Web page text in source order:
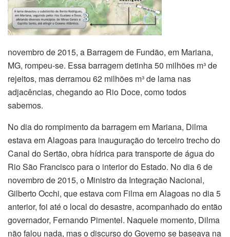
novembro de 2015, a Barragem de Fundão, em Mariana,
MG, rompeu-se. Essa barragem detinha 50 milhões m³ de
rejeitos, mas derramou 62 milhões m³ de lama nas
adjacências, chegando ao Rio Doce, como todos
sabemos.
No dia do rompimento da barragem em Mariana, Dilma
estava em Alagoas para inauguração do terceiro trecho do
Canal do Sertão, obra hídrica para transporte de água do
Rio São Francisco para o interior do Estado. No dia 6 de
novembro de 2015, o Ministro da Integração Nacional,
Gilberto Occhi, que estava com Filma em Alagoas no dia 5
anterior, foi até o local do desastre, acompanhado do então
governador, Fernando Pimentel. Naquele momento, Dilma
não falou nada, mas o discurso do Governo se baseava na